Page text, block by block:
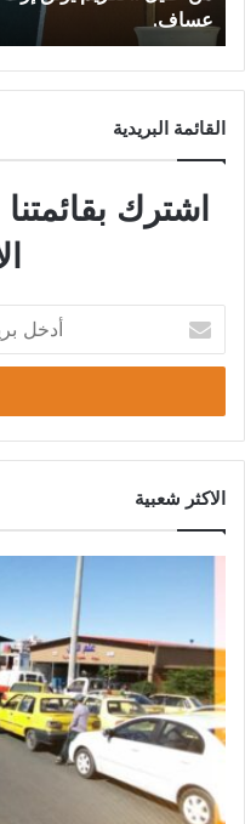
الملاذ
القائمة البريدية
اشترك
الاكثر شعبية